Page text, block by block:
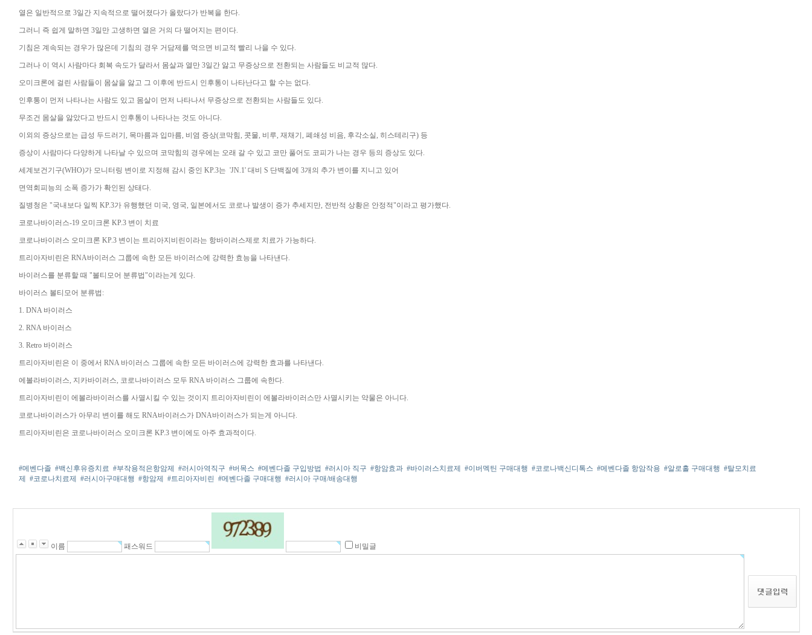
열은 일반적으로 3일간 지속적으로 떨어졌다가 올랐다가 반복을 한다.
그러니 즉 쉽게 말하면 3일만 고생하면 열은 거의 다 떨어지는 편이다.
기침은 계속되는 경우가 많은데 기침의 경우 거담제를 먹으면 비교적 빨리 나을 수 있다.
그러나 이 역시 사람마다 회복 속도가 달라서 몸살과 열만 3일간 앓고 무증상으로 전환되는 사람들도 비교적 많다.
오미크론에 걸린 사람들이 몸살을 앓고 그 이후에 반드시 인후통이 나타난다고 할 수는 없다.
인후통이 먼저 나타나는 사람도 있고 몸살이 먼저 나타나서 무증상으로 전환되는 사람들도 있다.
무조건 몸살을 앓았다고 반드시 인후통이 나타나는 것도 아니다.
이외의 증상으로는 급성 두드러기, 목마름과 입마름, 비염 증상(코막힘, 콧물, 비루, 재채기, 폐쇄성 비음, 후각소실, 히스테리구) 등
증상이 사람마다 다양하게 나타날 수 있으며 코막힘의 경우에는 오래 갈 수 있고 코만 풀어도 코피가 나는 경우 등의 증상도 있다.
세계보건기구(WHO)가 모니터링 변이로 지정해 감시 중인 KP.3는 'JN.1' 대비 S 단백질에 3개의 추가 변이를 지니고 있어
면역회피능의 소폭 증가가 확인된 상태다.
질병청은 "국내보다 일찍 KP.3가 유행했던 미국, 영국, 일본에서도 코로나 발생이 증가 추세지만, 전반적 상황은 안정적"이라고 평가했다.
코로나바이러스-19 오미크론 KP.3 변이 치료
코로나바이러스 오미크론 KP.3 변이는 트리아지비린이라는 항바이러스제로 치료가 가능하다.
트리아자비린은 RNA바이러스 그룹에 속한 모든 바이러스에 강력한 효능을 나타낸다.
바이러스를 분류할 때 "볼티모어 분류법"이라는게 있다.
바이러스 볼티모어 분류법:
1. DNA 바이러스
2. RNA 바이러스
3. Retro 바이러스
트리아자비린은 이 중에서 RNA 바이러스 그룹에 속한 모든 바이러스에 강력한 효과를 나타낸다.
에볼라바이러스, 지카바이러스, 코로나바이러스 모두 RNA 바이러스 그룹에 속한다.
트리아자비린이 에볼라바이러스를 사멸시킬 수 있는 것이지 트리아자비린이 에볼라바이러스만 사멸시키는 약물은 아니다.
코로나바이러스가 아무리 변이를 해도 RNA바이러스가 DNA바이러스가 되는게 아니다.
트리아자비린은 코로나바이러스 오미크론 KP.3 변이에도 아주 효과적이다.
#메벤다졸 #백신후유증치료 #부작용적은항암제 #러시아역직구 #버목스 #메벤다졸 구입방법 #러시아 직구 #항암효과 #바이러스치료제 #이버멕틴 구매대행 #코로나백신디톡스 #메벤다졸 항암작용 #알로홀 구매대행 #탈모치료
제 #코로나치료제 #러시아구매대행 #항암제 #트리아자비린 #메벤다졸 구매대행 #러시아 구매/배송대행
이름 패스워드 비밀글